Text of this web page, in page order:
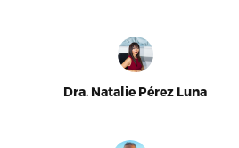
Dra. Natalie Pérez Luna